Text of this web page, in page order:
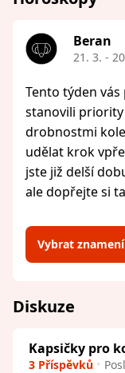
Beran
21. 3. -
Tento týden
stanovili
drobnostmi
udělat krok
jste již delší
ale dopřejte si
Vybrat znamení
Diskuze
Kapsičky pro
3 Příspěvků